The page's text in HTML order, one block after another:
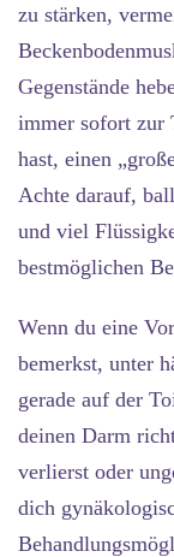
zu stärken,
Gegenstände
immer sofort zur
hast, einen
Achte darauf,
und viel
bestmöglichen
Wenn du eine
bemerkst, unter
gerade auf der
deinen Darm
verlierst oder
dich